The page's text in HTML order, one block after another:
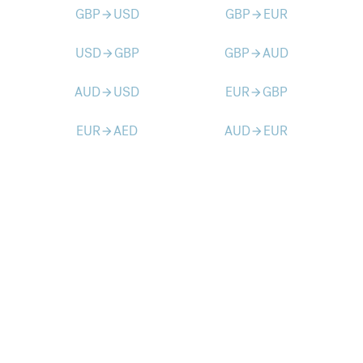
GBParrow_forward USD GBParrow_forward EUR
USDarrow_forward GBP GBParrow_forwardAUD
AUDarrow_forward USD EURarrow_forward GBP
EURarrow_forwardAED AUDarrow_forward EUR